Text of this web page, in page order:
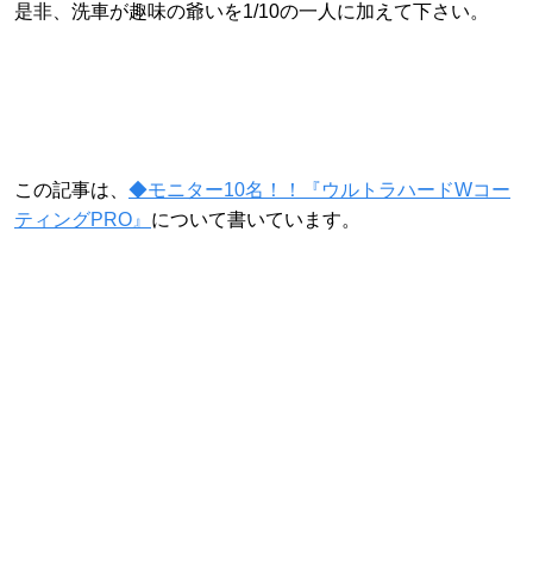
是非、洗車が趣味の爺いを1/10の一人に加えて下さい。
この記事は、 ◆モニター10名！！『ウルトラハードWコー
ティングPRO』 について書いています。